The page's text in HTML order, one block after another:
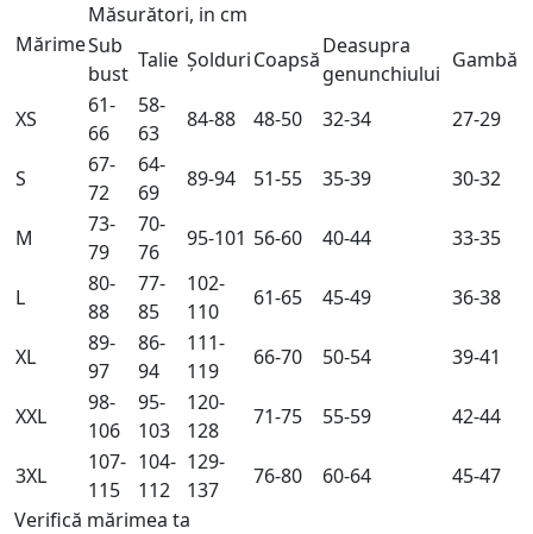
Mărime
Măsurători, in cm
Sub
bust
Talie ȘolduriCoapsă
Deasupra
genunchiului
Gambă
XS
61-
66
58-
63
84-88 48-50 32-34 27-29
S
67-
72
64-
69
89-94 51-55 35-39 30-32
M
73-
79
70-
76
95-101 56-60 40-44 33-35
L
80-
88
77-
85
102-
110
61-65 45-49 36-38
XL
89-
97
86-
94
111-
119
66-70 50-54 39-41
XXL
98-
106
95-
103
120-
128
71-75 55-59 42-44
3XL
107-
115
104-
112
129-
137
76-80 60-64
45-47
Verifică mărimea ta